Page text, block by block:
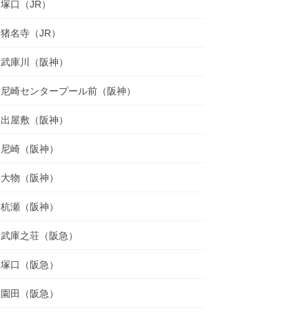
塚口（JR）
猪名寺（JR）
武庫川（阪神）
尼崎センタープール前（阪神）
出屋敷（阪神）
尼崎（阪神）
大物（阪神）
杭瀬（阪神）
武庫之荘（阪急）
塚口（阪急）
園田（阪急）